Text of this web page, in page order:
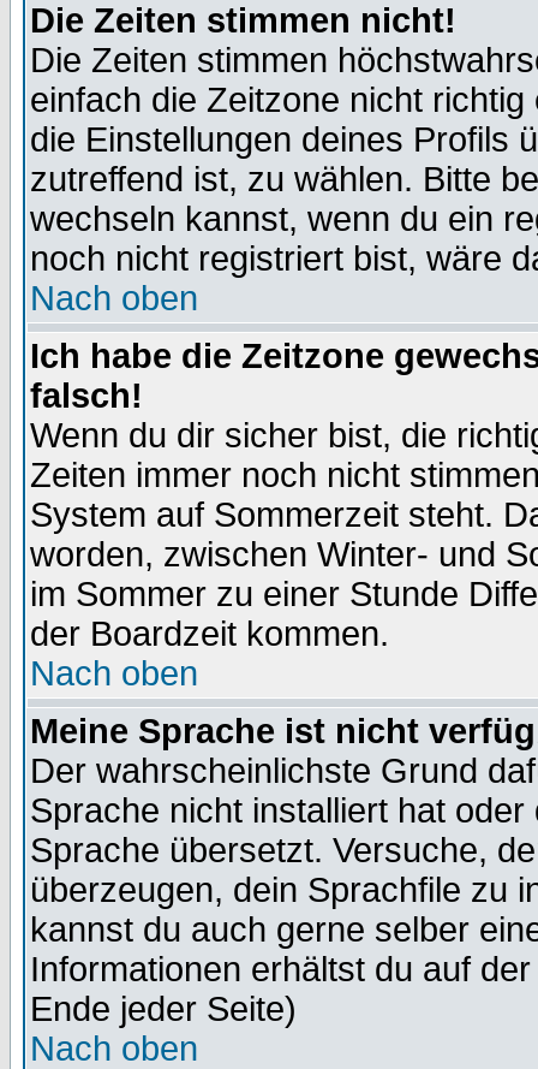
Die Zeiten stimmen nicht!
Die Zeiten stimmen
einfach die Zeitzone nicht
die Einstellungen deines Profils
zutreffend ist, zu wählen. Bitte
wechseln kannst, wenn du ein
noch nicht registriert bist, wäre
Nach oben
Ich habe die Zeitzone
falsch!
Wenn du dir sicher bist, die
Zeiten immer noch nicht
System auf Sommerzeit steht.
worden, zwischen Winter- und
im Sommer zu einer Stunde
der Boardzeit kommen.
Nach oben
Meine Sprache ist nicht
Der wahrscheinlichste Grund
Sprache nicht installiert hat
Sprache übersetzt. Versuche,
überzeugen, dein Sprachfile zu
kannst du auch gerne selber
Informationen erhältst du auf
Ende jeder Seite)
Nach oben